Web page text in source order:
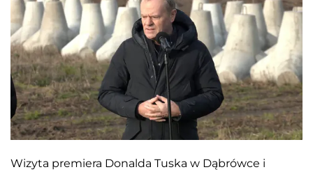
Wizyta premiera Donalda Tuska w Dąbrówce i